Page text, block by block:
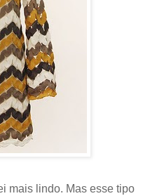
mais lindo. Mas esse tipo